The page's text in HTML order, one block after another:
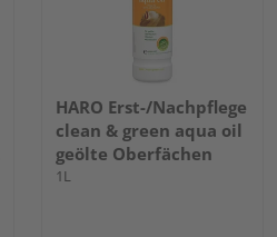
HARO Erst-/Nachpflege
clean & green aqua oil
geölte Oberfächen
1L